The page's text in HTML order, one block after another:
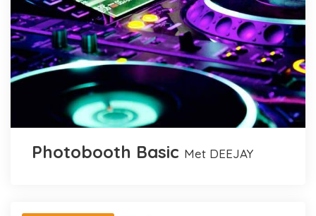
Photobooth Basic met DEEJAY